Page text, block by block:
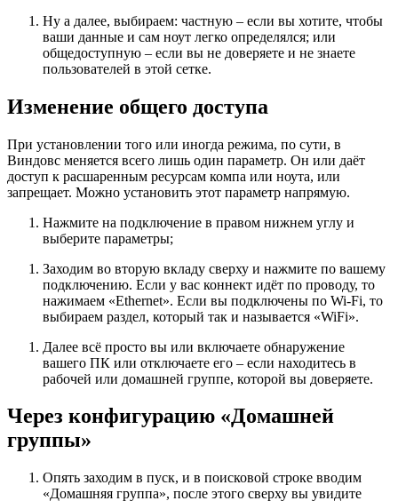
Ну а далее, выбираем: частную – если вы хотите, чтобы
ваши данные и сам ноут легко определялся; или
общедоступную – если вы не доверяете и не знаете
пользователей в этой сетке.
Изменение общего доступа
При установлении того или иногда режима, по сути, в
Виндовс меняется всего лишь один параметр. Он или даёт
доступ к расшаренным ресурсам компа или ноута, или
запрещает. Можно установить этот параметр напрямую.
Нажмите на подключение в правом нижнем углу и
выберите параметры;
Заходим во вторую вкладу сверху и нажмите по вашему
подключению. Если у вас коннект идёт по проводу, то
нажимаем «Ethernet». Если вы подключены по Wi-Fi, то
выбираем раздел, который так и называется «WiFi».
Далее всё просто вы или включаете обнаружение
вашего ПК или отключаете его – если находитесь в
рабочей или домашней группе, которой вы доверяете.
Через конфигурацию «Домашней
группы»
Опять заходим в пуск, и в поисковой строке вводим
«Домашняя группа», после этого сверху вы увидите